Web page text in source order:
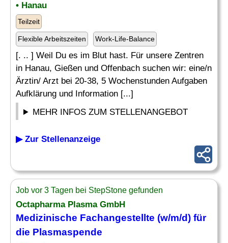
• Hanau
Teilzeit
Flexible Arbeitszeiten Work-Life-Balance
[. .. ] Weil Du es im Blut hast. Für unsere Zentren
in Hanau, Gießen und Offenbach suchen wir: eine/n
Ärztin/ Arzt bei 20-38, 5 Wochenstunden Aufgaben
Aufklärung und Information [...]
MEHR INFOS ZUM STELLENANGEBOT
▶ Zur Stellenanzeige
Job vor 3 Tagen bei StepStone gefunden
Octapharma Plasma GmbH
Medizinische Fachangestellte (w/m/d) für
die Plasmaspende